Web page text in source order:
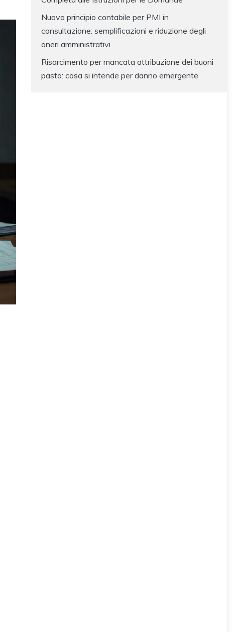
Nuovo principio contabile per PMI in
consultazione: semplificazioni e riduzione degli
oneri amministrativi
Risarcimento per mancata attribuzione dei buoni
pasto: cosa si intende per danno emergente